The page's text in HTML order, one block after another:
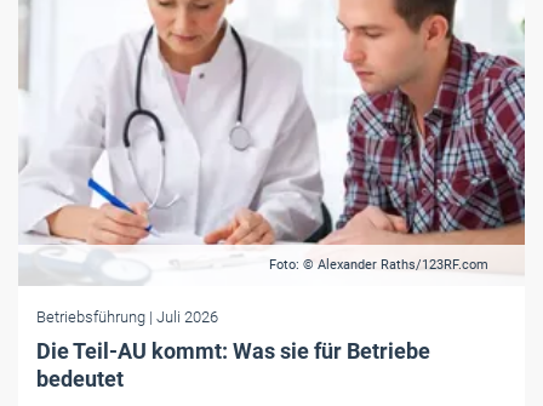
Foto: © Alexander Raths/123RF.com
Betriebsführung | Juli 2026
Die Teil-AU kommt: Was sie für Betriebe
bedeutet